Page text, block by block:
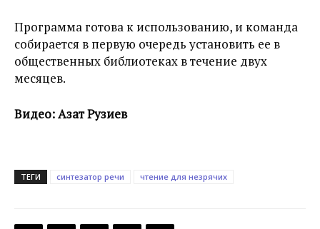
Программа готова к использованию, и команда
собирается в первую очередь установить ее в
общественных библиотеках в течение двух
месяцев.
Видео: Азат Рузиев
ТЕГИ синтезатор речи чтение для незрячих